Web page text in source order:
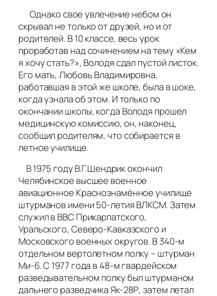
Однако свое увлечение небом он
скрывал не только от друзей, но и от
родителей. В 10 классе, весь урок
проработав над сочинением на тему «Кем
я хочу стать?», Володя сдал пустой листок.
Его мать, Любовь Владимировна,
работавшая в этой же школе, была в шоке,
когда узнала об этом. И только по
окончании школы, когда Володя прошел
медицинскую комиссию, он, наконец,
сообщил родителям, что собирается в
летное училище.
В 1975 году В.Г.Шендрик окончил
Челябинское высшее военное
авиационное Краснознамённое училище
штурманов имени 50-летия ВЛКСМ. Затем
служил в ВВС Прикарпатского,
Уральского, Северо-Кавказского и
Московского военных округов. В 340-м
отдельном вертолетном полку – штурман
Ми-6. С 1977 года в 48-м гвардейском
разведывательном полку был штурманом
дальнего разведчика Як-28Р, затем летал